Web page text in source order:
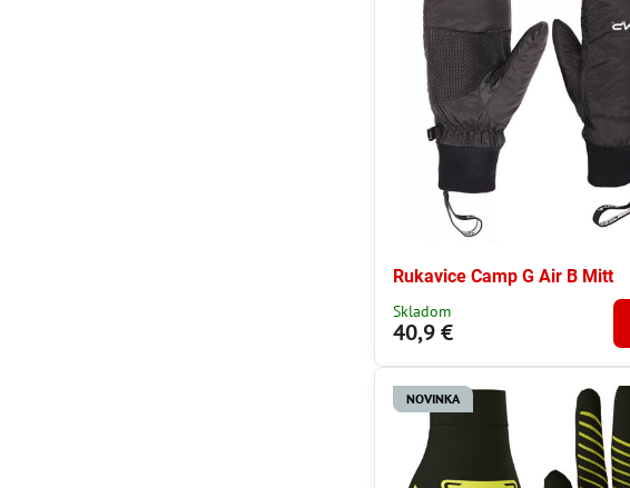
Rukavice Camp G Air B Mitt
Skladom
40,9 €
NOVINKA